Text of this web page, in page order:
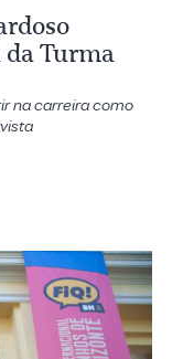
Turma
na carreira como